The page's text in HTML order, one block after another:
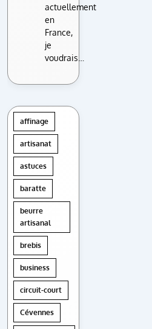
actuellement
en
France,
je
voudrais…
affinage
artisanat
astuces
baratte
beurre
artisanal
brebis
business
circuit-court
Cévennes